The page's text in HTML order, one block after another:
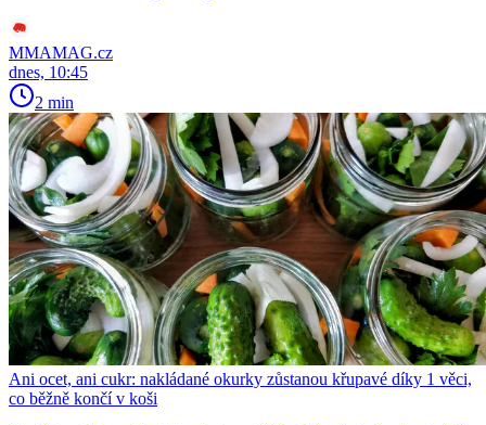
MMAMAG.cz
dnes, 10:45
2 min
Ani ocet, ani cukr: nakládané okurky zůstanou křupavé díky 1 věci,
co běžně končí v koši